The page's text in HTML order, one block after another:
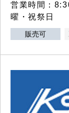
営業時間：
曜・祝祭日
販売可